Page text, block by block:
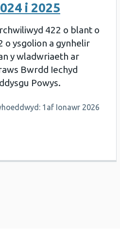
i 2025
422 o blant o
o ysgolion a gynhelir
y wladwriaeth ar
Bwrdd Iechyd
Powys.
1af Ionawr 2026